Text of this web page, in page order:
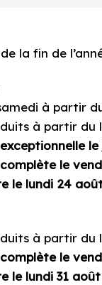
de la fin de
à partir
à partir du
le
le lundi 24
à partir du
le
le lundi 31